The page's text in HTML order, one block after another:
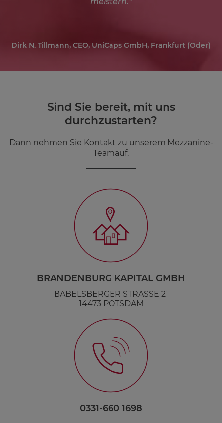
Dirk N. Tillmann, CEO, UniCaps GmbH, Frankfurt (Oder)
Sind Sie bereit, mit uns
durchzustarten?
Dann nehmen Sie Kontakt zu unserem Mezzanine-
Teamauf.
BRANDENBURG KAPITAL GMBH
BABELSBERGER STRASSE 21
14473 POTSDAM
0331-660 1698